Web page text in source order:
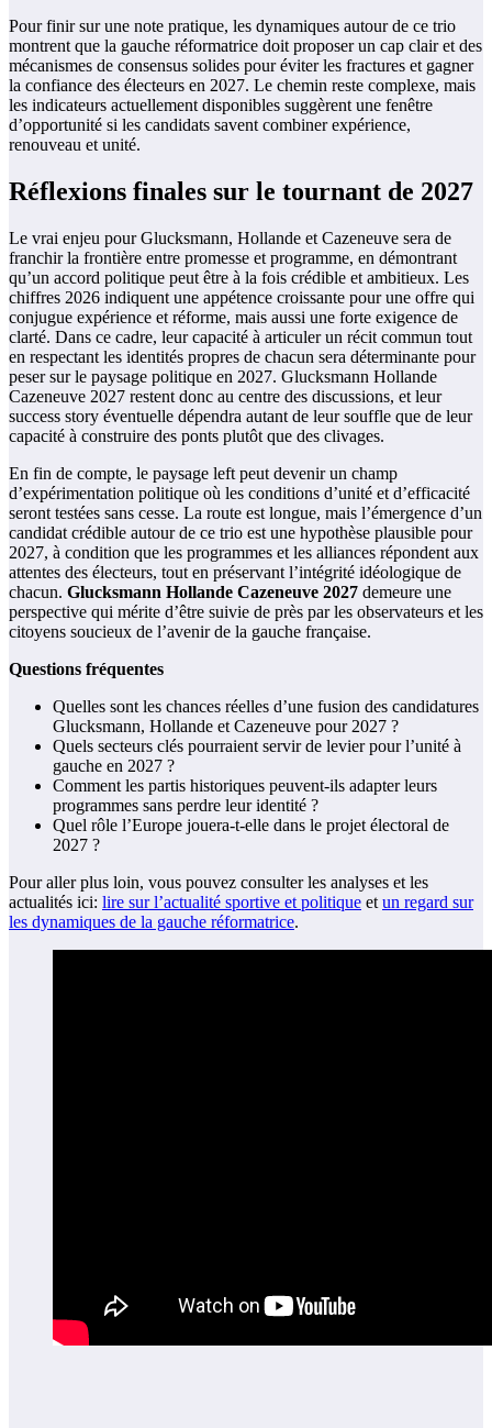
Pour finir sur une note pratique, les dynamiques autour de ce trio
montrent que la gauche réformatrice doit proposer un cap clair et des
mécanismes de consensus solides pour éviter les fractures et gagner
la confiance des électeurs en 2027. Le chemin reste complexe, mais
les indicateurs actuellement disponibles suggèrent une fenêtre
d’opportunité si les candidats savent combiner expérience,
renouveau et unité.
Réflexions finales sur le tournant de 2027
Le vrai enjeu pour Glucksmann, Hollande et Cazeneuve sera de
franchir la frontière entre promesse et programme, en démontrant
qu’un accord politique peut être à la fois crédible et ambitieux. Les
chiffres 2026 indiquent une appétence croissante pour une offre qui
conjugue expérience et réforme, mais aussi une forte exigence de
clarté. Dans ce cadre, leur capacité à articuler un récit commun tout
en respectant les identités propres de chacun sera déterminante pour
peser sur le paysage politique en 2027. Glucksmann Hollande
Cazeneuve 2027 restent donc au centre des discussions, et leur
success story éventuelle dépendra autant de leur souffle que de leur
capacité à construire des ponts plutôt que des clivages.
En fin de compte, le paysage left peut devenir un champ
d’expérimentation politique où les conditions d’unité et d’efficacité
seront testées sans cesse. La route est longue, mais l’émergence d’un
candidat crédible autour de ce trio est une hypothèse plausible pour
2027, à condition que les programmes et les alliances répondent aux
attentes des électeurs, tout en préservant l’intégrité idéologique de
chacun. Glucksmann Hollande Cazeneuve 2027 demeure une
perspective qui mérite d’être suivie de près par les observateurs et les
citoyens soucieux de l’avenir de la gauche française.
Questions fréquentes
Quelles sont les chances réelles d’une fusion des candidatures
Glucksmann, Hollande et Cazeneuve pour 2027 ?
Quels secteurs clés pourraient servir de levier pour l’unité à
gauche en 2027 ?
Comment les partis historiques peuvent-ils adapter leurs
programmes sans perdre leur identité ?
Quel rôle l’Europe jouera-t-elle dans le projet électoral de
2027 ?
Pour aller plus loin, vous pouvez consulter les analyses et les
actualités ici: lire sur l’actualité sportive et politique et un regard sur
les dynamiques de la gauche réformatrice.